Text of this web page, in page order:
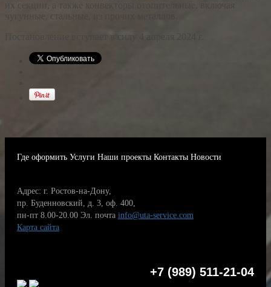
чугунные, стальные, из прочих металлов.
Постановление вступает в силу 4 апреля 2024 г.
Где оформить Услуги Наши проекты Контакты Новости
Адрес: г. Ростов-на-Дону,
пр. Буденновский, д. 3, оф. 400,
пн-пт 8.00-20.00 Эл. почта info@uta-service.com
Карта сайта
+7 (989) 511-21-04